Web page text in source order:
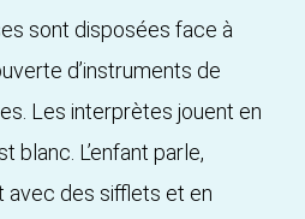
sont disposées face à
d’instruments de
Les interprètes jouent en
blanc. L’enfant parle,
avec des sifflets et en